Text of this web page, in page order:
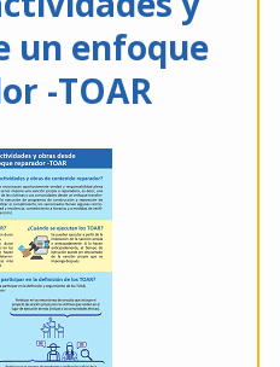
un enfoque
-TOAR